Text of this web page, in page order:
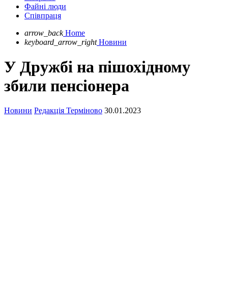
Файні люди
Співпраця
arrow_back Home
keyboard_arrow_right Новини
У Дружбі на пішохідному
збили пенсіонера
Новини Редакція Терміново 30.01.2023